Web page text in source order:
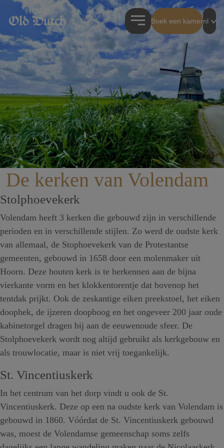
Boek een kamernl
De kerken van Volendam
Stolphoevekerk
Volendam heeft 3 kerken die gebouwd zijn in verschillende
perioden en in verschillende stijlen. Zo werd de oudste kerk
van allemaal, de Stophoevekerk van de Protestantse
gemeenten, gebouwd in 1658 door een molenmaker uit
Hoorn. Deze houten kerk is te herkennen aan de bijna
vierkante vorm en het klokkentorentje dat bovenop het
tentdak prijkt. Ook de zeskantige eiken preekstoel, het eiken
doophek, de ijzeren doopboog en het ongeveer 200 jaar oude
kabinetorgel dragen bij aan de eeuwenoude sfeer. De
Stolphoevekerk wordt nog altijd gebruikt als kerkgebouw en
als trouwlocatie, maar is niet vrij toegankelijk.
St. Vincentiuskerk
In het centrum van het dorp vindt u ook de St.
Vincentiuskerk. Deze op een na oudste kerk van Volendam is
gebouwd in 1860. Vóórdat de St. Vincentiuskerk gebouwd
was, moest de Volendamse gemeenschap soms zelfs